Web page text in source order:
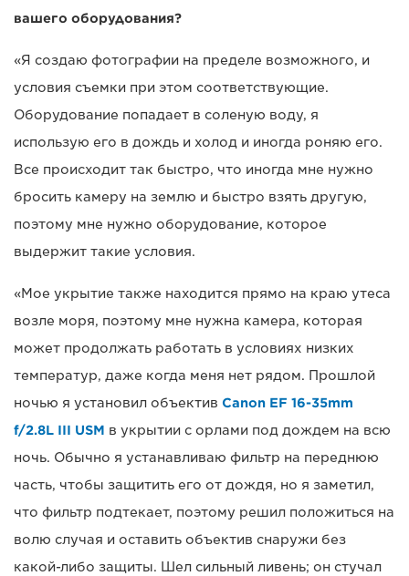
вашего оборудования?
«Я создаю фотографии на пределе возможного, и
условия съемки при этом соответствующие.
Оборудование попадает в соленую воду, я
использую его в дождь и холод и иногда роняю его.
Все происходит так быстро, что иногда мне нужно
бросить камеру на землю и быстро взять другую,
поэтому мне нужно оборудование, которое
выдержит такие условия.
«Мое укрытие также находится прямо на краю утеса
возле моря, поэтому мне нужна камера, которая
может продолжать работать в условиях низких
температур, даже когда меня нет рядом. Прошлой
ночью я установил объектив Canon EF 16-35mm
f/2.8L III USM в укрытии с орлами под дождем на всю
ночь. Обычно я устанавливаю фильтр на переднюю
часть, чтобы защитить его от дождя, но я заметил,
что фильтр подтекает, поэтому решил положиться на
волю случая и оставить объектив снаружи без
какой-либо защиты. Шел сильный ливень; он стучал